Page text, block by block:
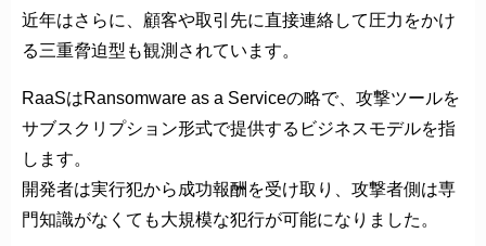
近年はさらに、顧客や取引先に直接連絡して圧力をかけ
る三重脅迫型も観測されています。
RaaSはRansomware as a Serviceの略で、攻撃ツールを
サブスクリプション形式で提供するビジネスモデルを指
します。
開発者は実行犯から成功報酬を受け取り、攻撃者側は専
門知識がなくても大規模な犯行が可能になりました。